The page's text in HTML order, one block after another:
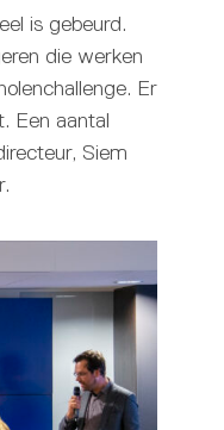
is gebeurd.
die werken
Er
Een aantal
Siem